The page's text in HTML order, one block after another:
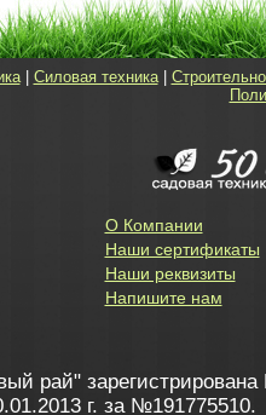
| Силовая техника|
О Компании
Наши сертификаты
Наши реквизиты
Напишите нам
рай" зарегистрирована
г. за №191775510.